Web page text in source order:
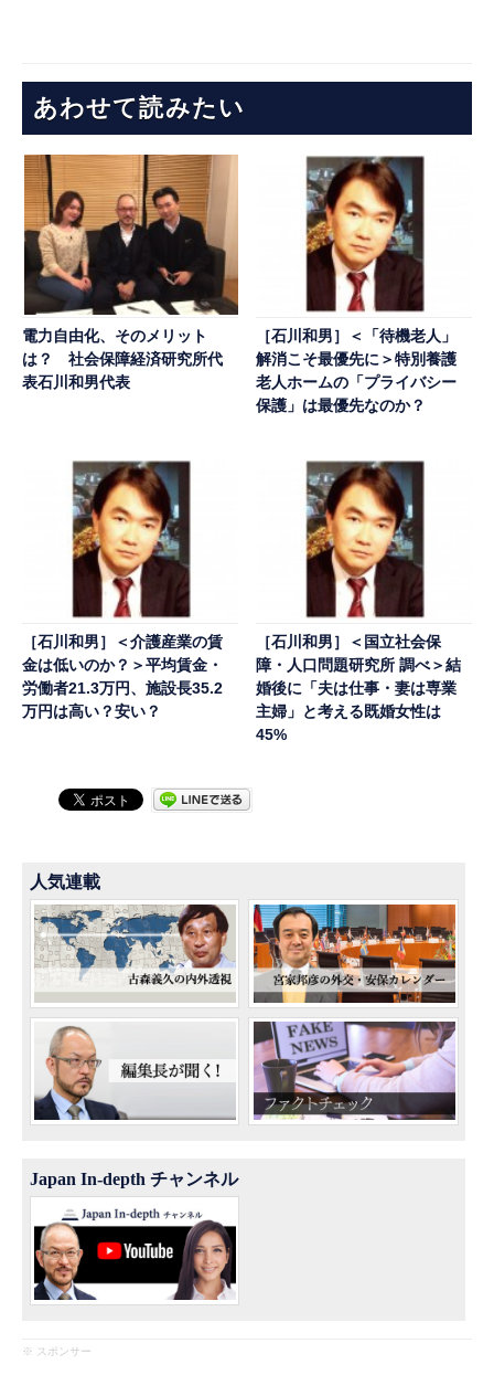
あわせて読みたい
電力自由化、そのメリット
は？ 社会保障経済研究所代
表石川和男代表
［石川和男］＜「待機老人」
解消こそ最優先に＞特別養護
老人ホームの「プライバシー
保護」は最優先なのか？
［石川和男］＜介護産業の賃
金は低いのか？＞平均賃金・
労働者21.3万円、施設長35.2
万円は高い？安い？
［石川和男］＜国立社会保
障・人口問題研究所 調べ＞結
婚後に「夫は仕事・妻は専業
主婦」と考える既婚女性は
45%
人気連載
Japan In-depth チャンネル
※ スポンサー